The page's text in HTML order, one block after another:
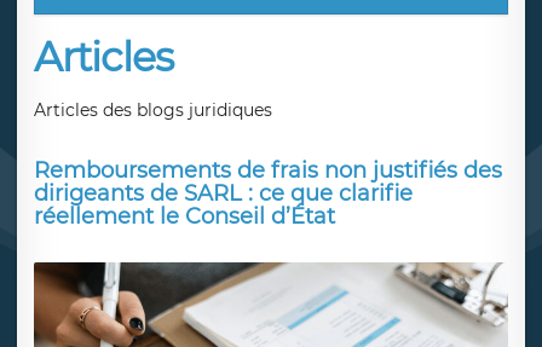
Articles
Articles des blogs juridiques
Remboursements de frais non justifiés des
dirigeants de SARL : ce que clarifie
réellement le Conseil d’État